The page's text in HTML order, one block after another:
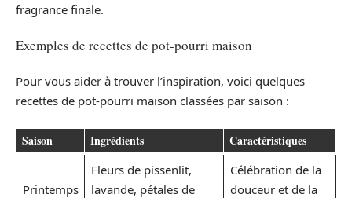
fragrance finale.
Exemples de recettes de pot-pourri maison
Pour vous aider à trouver l’inspiration, voici quelques
recettes de pot-pourri maison classées par saison :
Saison Ingrédients Caractéristiques
Printemps
Fleurs de pissenlit,
lavande, pétales de
Célébration de la
douceur et de la